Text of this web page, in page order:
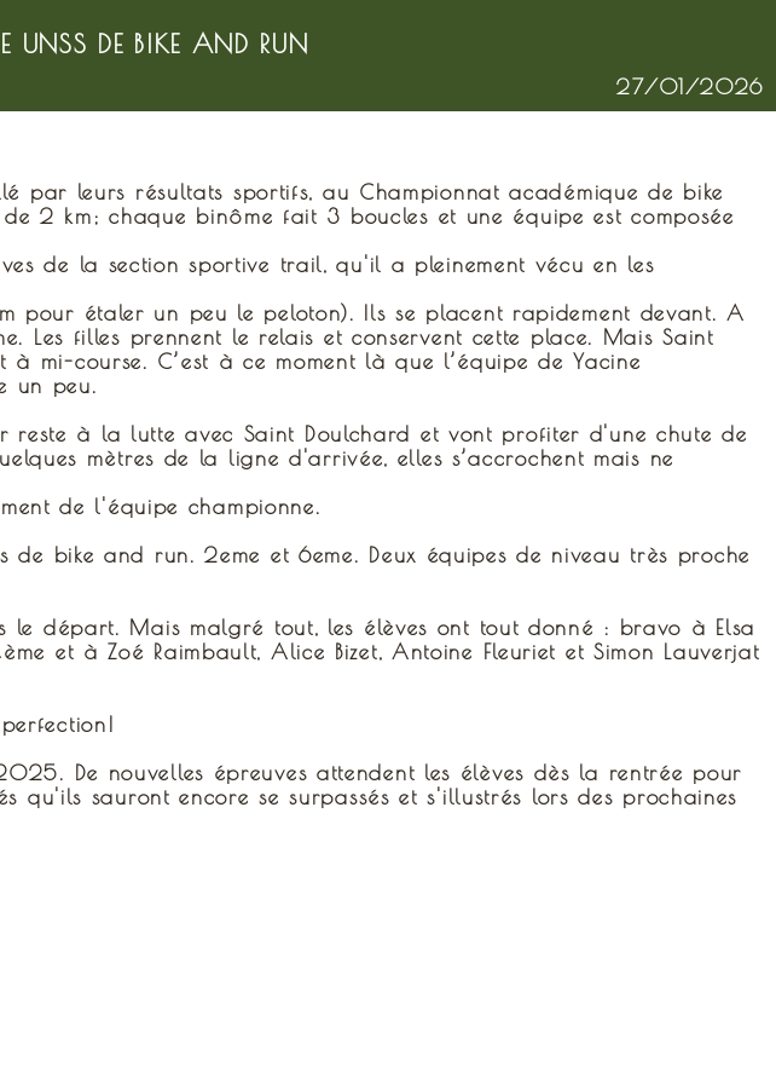
DE BIKE AND RUN
27/01/2026
par leurs résultats sportifs, au Championnat académique de bike
2 km; chaque binôme fait 3 boucles et une équipe est composée
de la section sportive trail, qu'il a pleinement vécu en les
pour étaler un peu le peloton). Ils se placent rapidement devant. A
Les filles prennent le relais et conservent cette place. Mais Saint
mi-course. C’est à ce moment là que l’équipe de Yacine
un peu.
reste à la lutte avec Saint Doulchard et vont profiter d'une chute de
mètres de la ligne d'arrivée, elles s’accrochent mais ne
de l'équipe championne.
bike and run. 2eme et 6eme. Deux équipes de niveau très proche
le départ. Mais malgré tout, les élèves ont tout donné : bravo à Elsa
et à Zoé Raimbault, Alice Bizet, Antoine Fleuriet et Simon Lauverjat
De nouvelles épreuves attendent les élèves dès la rentrée pour
qu'ils sauront encore se surpassés et s'illustrés lors des prochaines